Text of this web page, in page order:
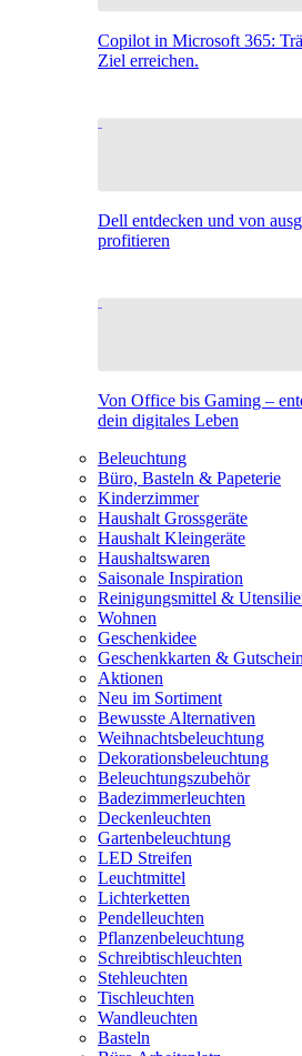
Copilot in Microsoft 365:
Ziel erreichen.
Dell entdecken und von
profitieren
Von Office bis Gaming –
dein digitales Leben
Beleuchtung
Büro, Basteln & Papeterie
Kinderzimmer
Haushalt Grossgeräte
Haushalt Kleingeräte
Haushaltswaren
Saisonale Inspiration
Reinigungsmittel &
Wohnen
Geschenkidee
Geschenkkarten &
Aktionen
Neu im Sortiment
Bewusste Alternativen
Weihnachtsbeleuchtung
Dekorationsbeleuchtung
Beleuchtungszubehör
Badezimmerleuchten
Deckenleuchten
Gartenbeleuchtung
LED Streifen
Leuchtmittel
Lichterketten
Pendelleuchten
Pflanzenbeleuchtung
Schreibtischleuchten
Stehleuchten
Tischleuchten
Wandleuchten
Basteln